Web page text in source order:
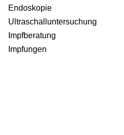
Endoskopie
Ultraschalluntersuchung
Impfberatung
Impfungen